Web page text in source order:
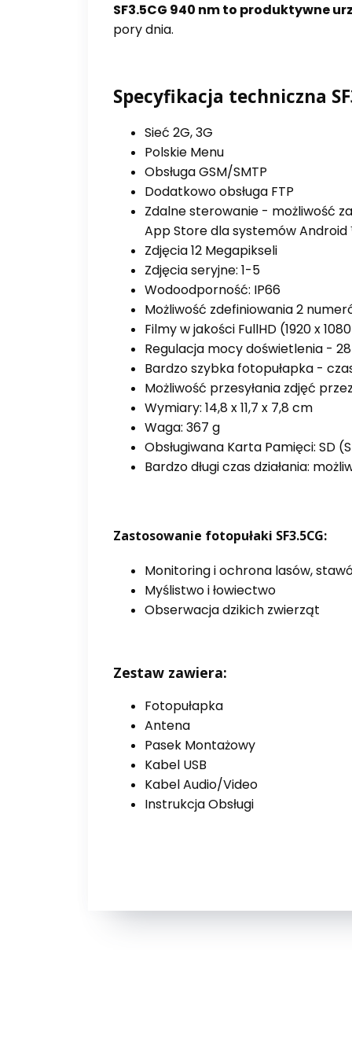
SF3.5CG 940 nm to produktywne
pory dnia.
Specyfikacja techniczna
Sieć 2G, 3G
Polskie Menu
Obsługa GSM/SMTP
Dodatkowo obsługa FTP
Zdalne sterowanie - możliwość
App Store dla systemów
Zdjęcia 12 Megapikseli
Zdjęcia seryjne: 1-5
Wodoodporność: IP66
Możliwość zdefiniowania 2
Filmy w jakości FullHD (1920 x
Regulacja mocy doświetlenia -
Bardzo szybka fotopułapka -
Możliwość przesyłania zdjęć
Wymiary: 14,8 x 11,7 x 7,8 cm
Waga: 367 g
Obsługiwana Karta Pamięci: SD
Bardzo długi czas działania:
Zastosowanie fotopułaki SF3.5CG:
Monitoring i ochrona lasów,
Myślistwo i łowiectwo
Obserwacja dzikich zwierząt
Zestaw zawiera:
Fotopułapka
Antena
Pasek Montażowy
Kabel USB
Kabel Audio/Video
Instrukcja Obsługi